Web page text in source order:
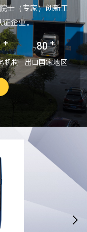
士（专家）创新工
证企业。
+
机构
80 +
出口国家地区
